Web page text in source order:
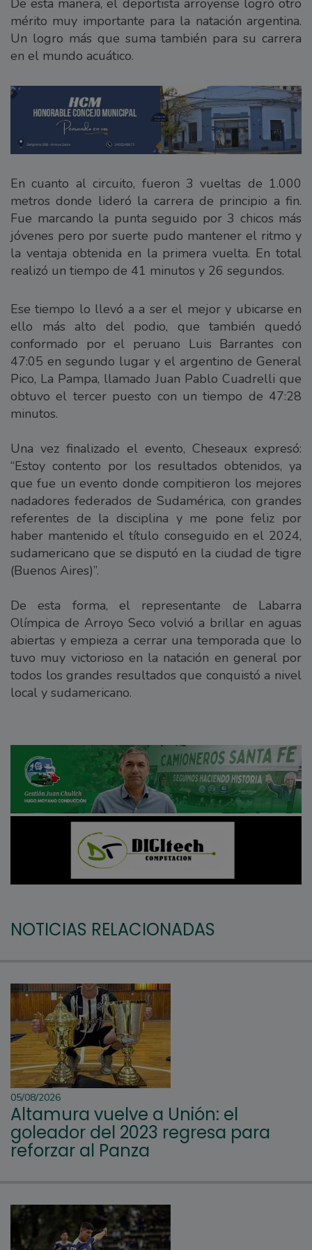
De esta manera, el deportista arroyense logró otro
mérito muy importante para la natación argentina.
Un logro más que suma también para su carrera
en el mundo acuático.
En cuanto al circuito, fueron 3 vueltas de 1.000
metros donde lideró la carrera de principio a fin.
Fue marcando la punta seguido por 3 chicos más
jóvenes pero por suerte pudo mantener el ritmo y
la ventaja obtenida en la primera vuelta. En total
realizó un tiempo de 41 minutos y 26 segundos.
Ese tiempo lo llevó a a ser el mejor y ubicarse en
ello más alto del podio, que también quedó
conformado por el peruano Luis Barrantes con
47:05 en segundo lugar y el argentino de General
Pico, La Pampa, llamado Juan Pablo Cuadrelli que
obtuvo el tercer puesto con un tiempo de 47:28
minutos.
Una vez finalizado el evento, Cheseaux expresó:
“Estoy contento por los resultados obtenidos, ya
que fue un evento donde compitieron los mejores
nadadores federados de Sudamérica, con grandes
referentes de la disciplina y me pone feliz por
haber mantenido el título conseguido en el 2024,
sudamericano que se disputó en la ciudad de tigre
(Buenos Aires)”.
De esta forma, el representante de Labarra
Olímpica de Arroyo Seco volvió a brillar en aguas
abiertas y empieza a cerrar una temporada que lo
tuvo muy victorioso en la natación en general por
todos los grandes resultados que conquistó a nivel
local y sudamericano.
NOTICIAS RELACIONADAS
05/08/2026
Altamura vuelve a Unión: el
goleador del 2023 regresa para
reforzar al Panza